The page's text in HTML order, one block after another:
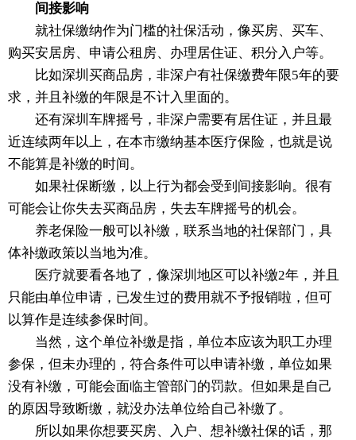
间接影响
就社保缴纳作为门槛的社保活动，像买房、买车、
购买安居房、申请公租房、办理居住证、积分入户等。
比如深圳买商品房，非深户有社保缴费年限5年的要
求，并且补缴的年限是不计入里面的。
还有深圳车牌摇号，非深户需要有居住证，并且最
近连续两年以上，在本市缴纳基本医疗保险，也就是说
不能算是补缴的时间。
如果社保断缴，以上行为都会受到间接影响。很有
可能会让你失去买商品房，失去车牌摇号的机会。
养老保险一般可以补缴，联系当地的社保部门，具
体补缴政策以当地为准。
医疗就要看各地了，像深圳地区可以补缴2年，并且
只能由单位申请，已发生过的费用就不予报销啦，但可
以算作是连续参保时间。
当然，这个单位补缴是指，单位本应该为职工办理
参保，但未办理的，符合条件可以申请补缴，单位如果
没有补缴，可能会面临主管部门的罚款。但如果是自己
的原因导致断缴，就没办法单位给自己补缴了。
所以如果你想要买房、入户、想补缴社保的话，那